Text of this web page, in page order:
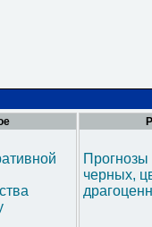
черных,